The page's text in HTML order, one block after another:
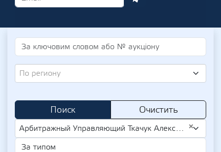
По региону
Поиск Очистить
×
Арбитражный Управляющий Ткачук Александр Викторович (UA-IPN 3155628273)